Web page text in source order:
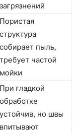
загрязнений
Пористая
структура
собирает пыль,
требует частой
мойки
При гладкой
обработке
устойчив, но швы
впитывают